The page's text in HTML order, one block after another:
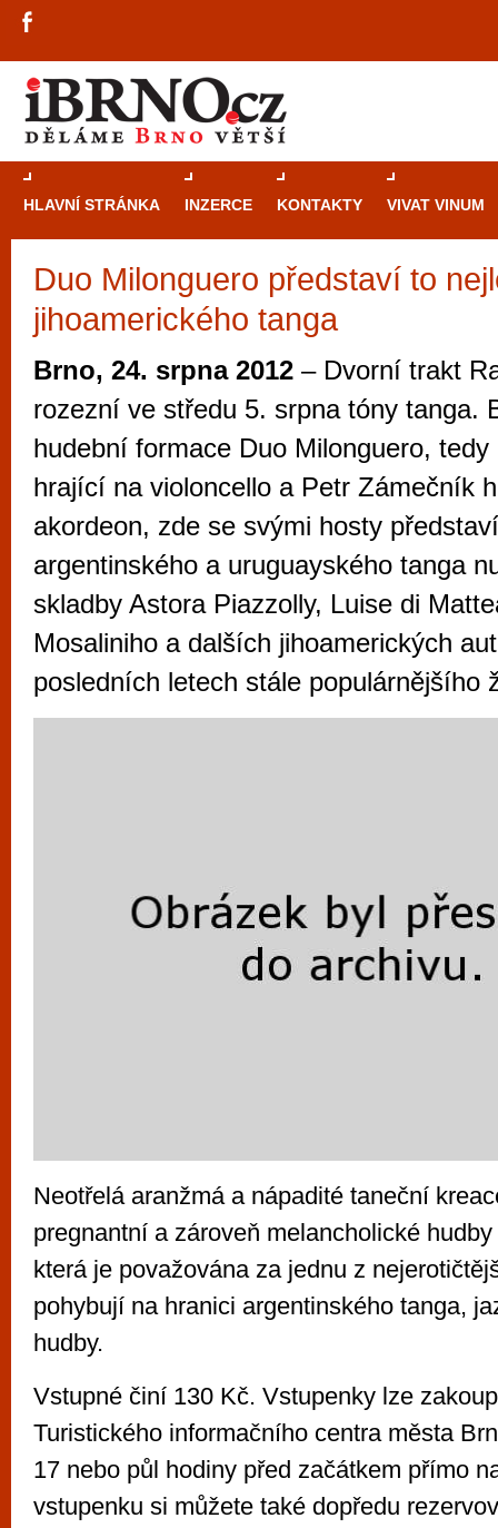
HLAVNÍ STRÁNKA INZERCE KONTAKTY VIVAT VINUM
Duo Milonguero představí to
jihoamerického tanga
Brno, 24. srpna 2012 – Dvorní trakt
rozezní ve středu 5. srpna tóny tanga.
hudební formace Duo Milonguero,
hrající na violoncello a Petr Zámečník
akordeon, zde se svými hosty
argentinského a uruguayského tanga
skladby Astora Piazzolly, Luise di
Mosaliniho a dalších jihoamerických
posledních letech stále populárnějšího
Neotřelá aranžmá a nápadité taneční
pregnantní a zároveň melancholické
která je považována za jednu z
pohybují na hranici argentinského tanga,
hudby.
Vstupné činí 130 Kč. Vstupenky lze
Turistického informačního centra města
17 nebo půl hodiny před začátkem přímo
vstupenku si můžete také dopředu
Průvodce
Brně: Od
Brno je
zajímavé
restaurace,
Mimo jiné je ale také místem, kde si
vyzkoušet různé kasinové hry. V
metropoli naleznete širokou nabídku her
po moderní automaty jak pro pravidelné
příležitostné hráče. V...